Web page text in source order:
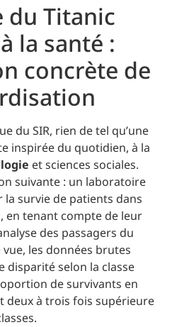
du Titanic
la santé :
concrète de
du SIR, rien de tel qu’une
inspirée du quotidien, à la
et sciences sociales.
suivante : un laboratoire
survie de patients dans
en tenant compte de leur
des passagers du
les données brutes
selon la classe
de survivants en
deux à trois fois supérieure